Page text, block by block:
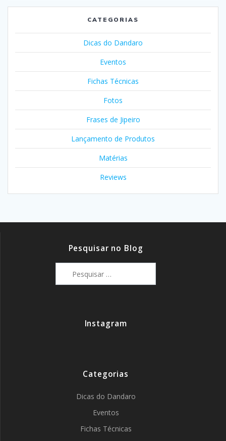
CATEGORIAS
Dicas do Dandaro
Eventos
Fichas Técnicas
Fotos
Frases de Jipeiro
Lançamento de Produtos
Matérias
Reviews
Pesquisar no Blog
Instagram
Categorias
Dicas do Dandaro
Eventos
Fichas Técnicas